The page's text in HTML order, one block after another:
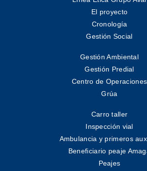
El proyecto
Cronología
Gestión Social
Gestión Ambiental
Gestión Predial
Centro de Operaciones
Grúa
Carro taller
Inspección vial
Ambulancia y primeros
Beneficiario peaje
Peajes